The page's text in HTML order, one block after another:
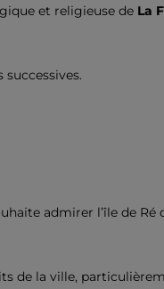
et religieuse de La
successives.
admirer l’île de Ré
de la ville,